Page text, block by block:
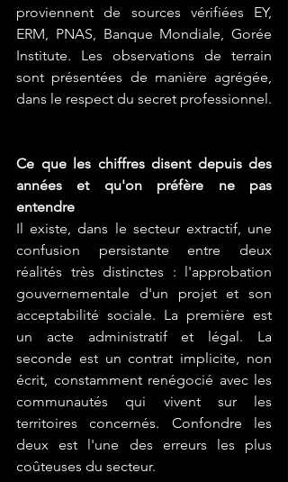
proviennent de sources vérifiées EY,
ERM, PNAS, Banque Mondiale, Gorée
Institute. Les observations de terrain
sont présentées de manière agrégée,
dans le respect du secret professionnel.
Ce que les chiffres disent depuis des
années et qu'on préfère ne pas
entendre
Il existe, dans le secteur extractif, une
confusion persistante entre deux
réalités très distinctes : l'approbation
gouvernementale d'un projet et son
acceptabilité sociale. La première est
un acte administratif et légal. La
seconde est un contrat implicite, non
écrit, constamment renégocié avec les
communautés qui vivent sur les
territoires concernés. Confondre les
deux est l'une des erreurs les plus
coûteuses du secteur.